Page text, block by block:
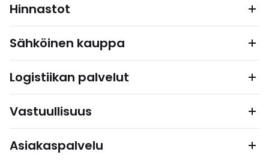
Hinnastot
Sähköinen kauppa
Logistiikan palvelut
Vastuullisuus
Asiakaspalvelu